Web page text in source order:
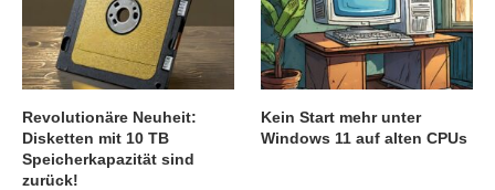
Revolutionäre Neuheit:
Disketten mit 10 TB
Speicherkapazität sind
zurück!
Kein Start mehr unter
Windows 11 auf alten CPUs